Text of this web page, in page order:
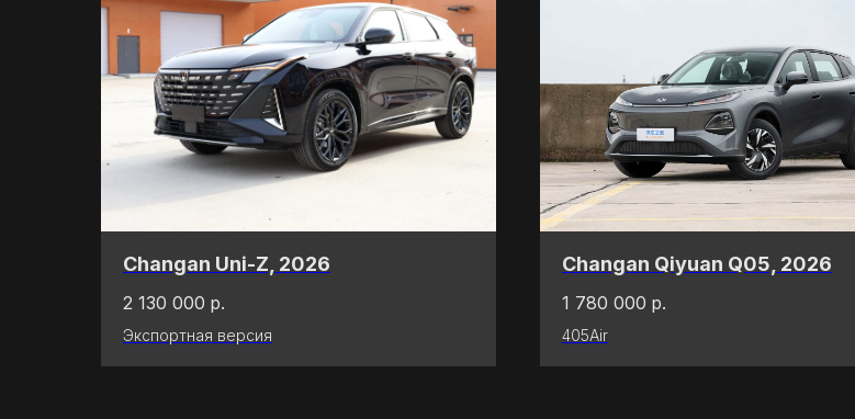
Changan Uni-Z, 2026
2 130 000 р.
Экспортная версия
Changan Qiyuan Q05, 2026
1 780 000 р.
405Air